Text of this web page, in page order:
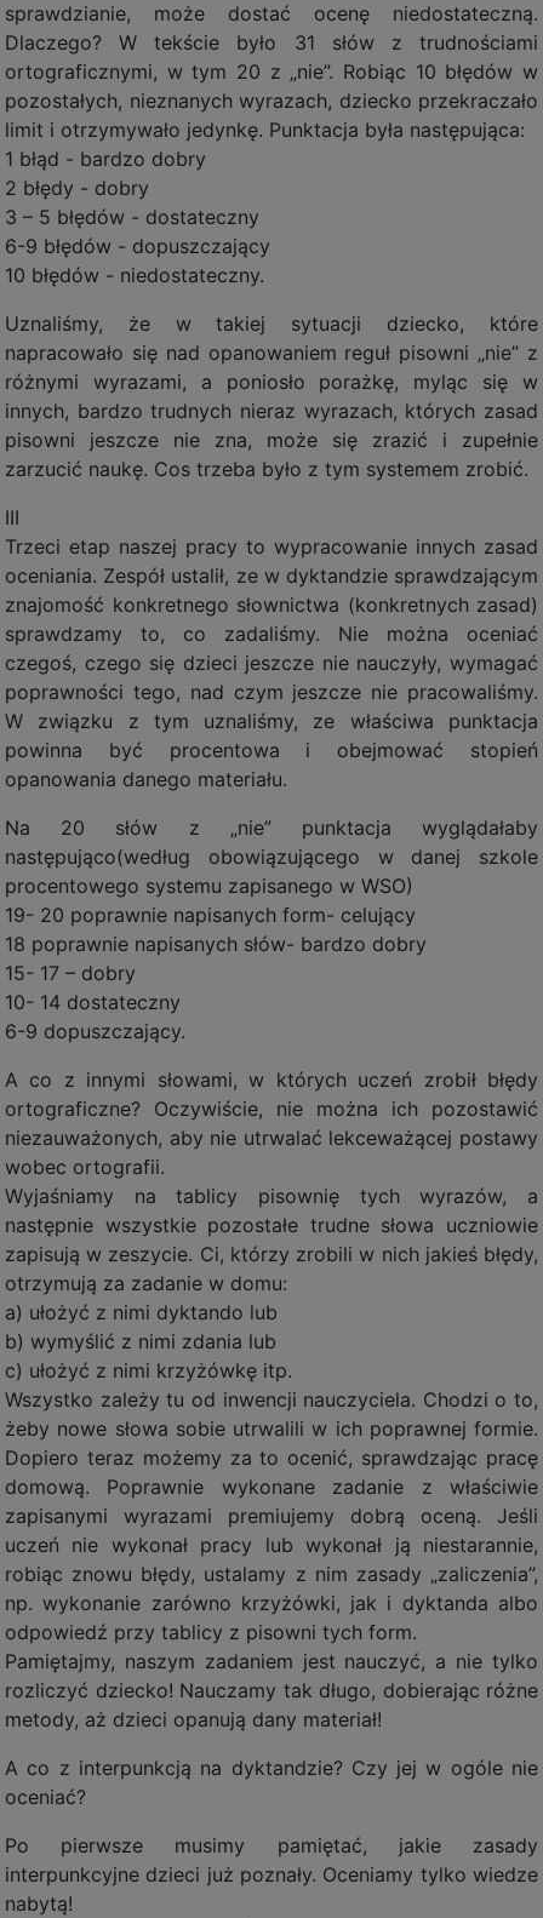
sprawdzianie, może dostać ocenę niedostateczną.
Dlaczego? W tekście było 31 słów z trudnościami
ortograficznymi, w tym 20 z „nie”. Robiąc 10 błędów w
pozostałych, nieznanych wyrazach, dziecko przekraczało
limit i otrzymywało jedynkę. Punktacja była następująca:
1 błąd - bardzo dobry
2 błędy - dobry
3 – 5 błędów - dostateczny
6-9 błędów - dopuszczający
10 błędów - niedostateczny.
Uznaliśmy, że w takiej sytuacji dziecko, które
napracowało się nad opanowaniem reguł pisowni „nie” z
różnymi wyrazami, a poniosło porażkę, myląc się w
innych, bardzo trudnych nieraz wyrazach, których zasad
pisowni jeszcze nie zna, może się zrazić i zupełnie
zarzucić naukę. Cos trzeba było z tym systemem zrobić.
III
Trzeci etap naszej pracy to wypracowanie innych zasad
oceniania. Zespół ustalił, ze w dyktandzie sprawdzającym
znajomość konkretnego słownictwa (konkretnych zasad)
sprawdzamy to, co zadaliśmy. Nie można oceniać
czegoś, czego się dzieci jeszcze nie nauczyły, wymagać
poprawności tego, nad czym jeszcze nie pracowaliśmy.
W związku z tym uznaliśmy, ze właściwa punktacja
powinna być procentowa i obejmować stopień
opanowania danego materiału.
Na 20 słów z „nie” punktacja wyglądałaby
następująco(według obowiązującego w danej szkole
procentowego systemu zapisanego w WSO)
19- 20 poprawnie napisanych form- celujący
18 poprawnie napisanych słów- bardzo dobry
15- 17 – dobry
10- 14 dostateczny
6-9 dopuszczający.
A co z innymi słowami, w których uczeń zrobił błędy
ortograficzne? Oczywiście, nie można ich pozostawić
niezauważonych, aby nie utrwalać lekceważącej postawy
wobec ortografii.
Wyjaśniamy na tablicy pisownię tych wyrazów, a
następnie wszystkie pozostałe trudne słowa uczniowie
zapisują w zeszycie. Ci, którzy zrobili w nich jakieś błędy,
otrzymują za zadanie w domu:
a) ułożyć z nimi dyktando lub
b) wymyślić z nimi zdania lub
c) ułożyć z nimi krzyżówkę itp.
Wszystko zależy tu od inwencji nauczyciela. Chodzi o to,
żeby nowe słowa sobie utrwalili w ich poprawnej formie.
Dopiero teraz możemy za to ocenić, sprawdzając pracę
domową. Poprawnie wykonane zadanie z właściwie
zapisanymi wyrazami premiujemy dobrą oceną. Jeśli
uczeń nie wykonał pracy lub wykonał ją niestarannie,
robiąc znowu błędy, ustalamy z nim zasady „zaliczenia”,
np. wykonanie zarówno krzyżówki, jak i dyktanda albo
odpowiedź przy tablicy z pisowni tych form.
Pamiętajmy, naszym zadaniem jest nauczyć, a nie tylko
rozliczyć dziecko! Nauczamy tak długo, dobierając różne
metody, aż dzieci opanują dany materiał!
A co z interpunkcją na dyktandzie? Czy jej w ogóle nie
oceniać?
Po pierwsze musimy pamiętać, jakie zasady
interpunkcyjne dzieci już poznały. Oceniamy tylko wiedze
nabytą!